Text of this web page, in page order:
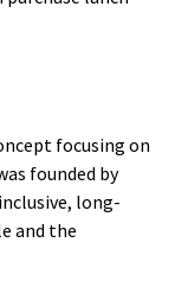
focusing on
founded by
long-
and the